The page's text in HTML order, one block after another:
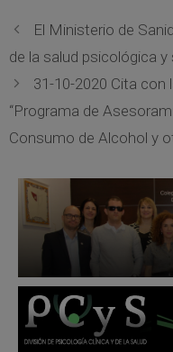
El Ministerio de
de la salud psicológica
31-10-2020 Cita con
“Programa de
Consumo de Alcohol y